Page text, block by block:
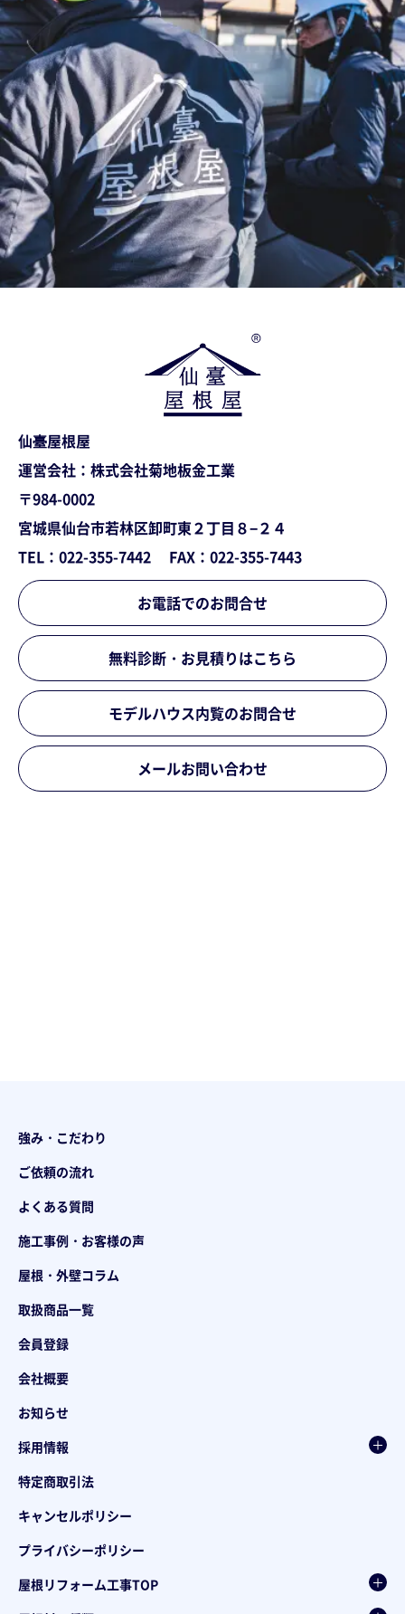
仙臺屋根屋
運営会社：株式会社菊地板金工業
〒984-0002
宮城県仙台市若林区卸町東２丁目８−２４
TEL：022-355-7442
FAX：022-355-7443
お電話でのお問合せ
無料診断・お見積りはこちら
モデルハウス内覧のお問合せ
メールお問い合わせ
強み・こだわり
ご依頼の流れ
よくある質問
施工事例・お客様の声
屋根・外壁コラム
取扱商品一覧
会員登録
会社概要
お知らせ
採用情報
特定商取引法
キャンセルポリシー
プライバシーポリシー
屋根リフォーム工事TOP